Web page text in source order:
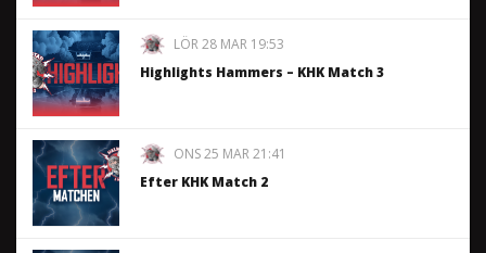
LÖR 28 MAR 19:53
Highlights Hammers – KHK Match 3
ONS 25 MAR 21:41
Efter KHK Match 2